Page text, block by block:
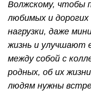
Волжскому, чтобы
любимых и дорогих
нагрузки, даже
жизнь и улучшают
между собой с
родных, об их
людям нужны